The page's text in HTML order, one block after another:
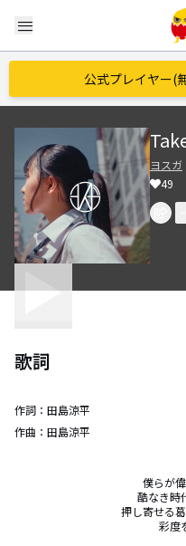
menu
公式プレイヤー(
ヨスガ
49
歌詞
作詞： 田島涼平
作曲： 田島涼平
僕らが
酷なき時
押し寄せる
彩度